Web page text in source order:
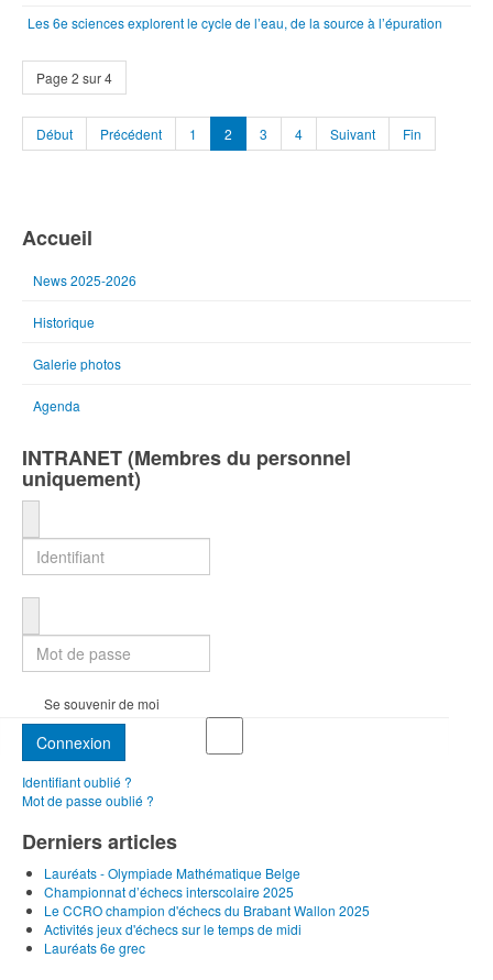
Les 6e sciences explorent le cycle de l’eau, de la source à l’épuration
Page 2 sur 4
Début Précédent 1 2 3 4 Suivant Fin
Accueil
News 2025-2026
Historique
Galerie photos
Agenda
INTRANET (Membres du personnel
uniquement)
Se souvenir de moi
Connexion
Identifiant oublié ?
Mot de passe oublié ?
Derniers articles
Lauréats - Olympiade Mathématique Belge
Championnat d’échecs interscolaire 2025
Le CCRO champion d'échecs du Brabant Wallon 2025
Activités jeux d'échecs sur le temps de midi
Lauréats 6e grec